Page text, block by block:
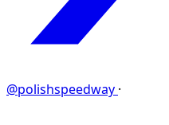
@polishspeedway ·